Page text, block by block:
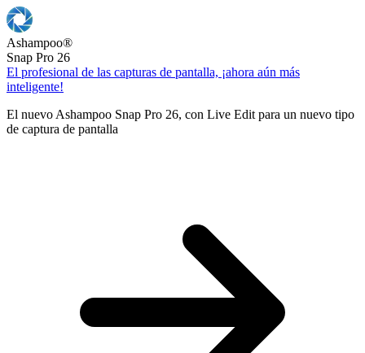
Ashampoo®
Snap Pro 26
El profesional de las capturas de pantalla, ¡ahora aún más
inteligente!
El nuevo Ashampoo Snap Pro 26, con Live Edit para un nuevo tipo
de captura de pantalla